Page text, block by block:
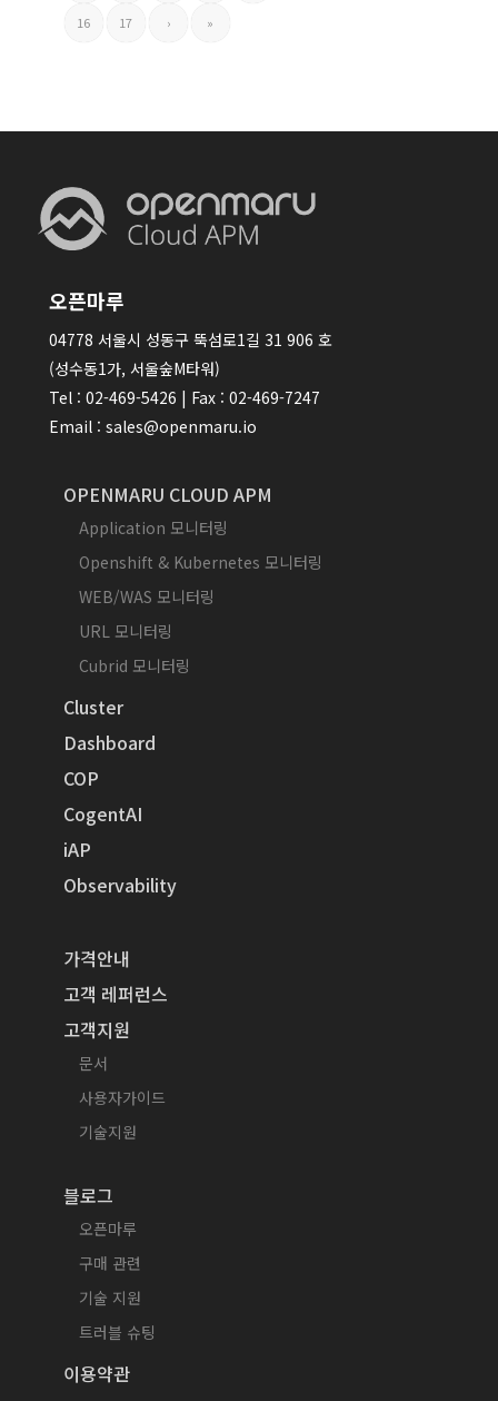
16 17 › »
오픈마루
04778 서울시 성동구 뚝섬로1길 31 906 호
(성수동1가, 서울숲M타워)
Tel : 02-469-5426 | Fax : 02-469-7247
Email : sales@openmaru.io
OPENMARU CLOUD APM
Application 모니터링
Openshift & Kubernetes 모니터링
WEB/WAS 모니터링
URL 모니터링
Cubrid 모니터링
Cluster
Dashboard
COP
CogentAI
iAP
Observability
가격안내
고객 레퍼런스
고객지원
문서
사용자가이드
기술지원
블로그
오픈마루
구매 관련
기술 지원
트러블 슈팅
이용약관